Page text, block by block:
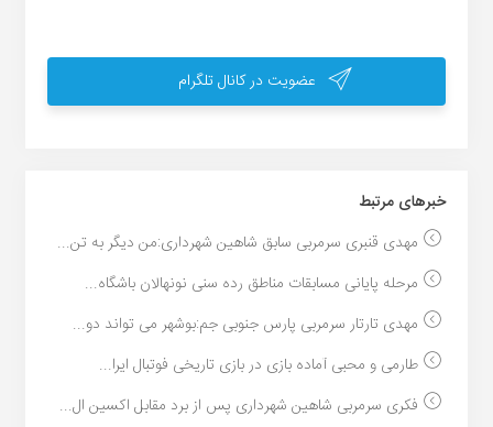
عضویت در کانال تلگرام
خبر‌های مرتبط
مهدی قنبری سرمربی سابق شاهین شهرداری:من دیگر به تن...
مرحله پایانی مسابقات مناطق رده سنی نونهالان باشگاه...
مهدی تارتار سرمربی پارس جنوبی جم:بوشهر می تواند دو...
طارمی و محبی آماده بازی در بازی تاریخی فوتبال ایرا...
فکری سرمربی شاهین شهرداری پس از برد مقابل اکسین ال...